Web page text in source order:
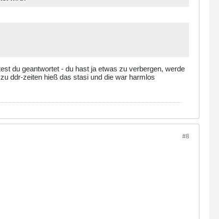
du geantwortet - du hast ja etwas zu verbergen, werde
ddr-zeiten hieß das stasi und die war harmlos
#8